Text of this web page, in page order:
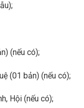
(nếu có);
(01 bản) (nếu có);
Hội (nếu có);